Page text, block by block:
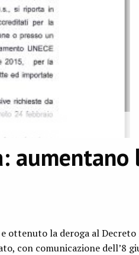
aumentano
ottenuto la deroga al Decreto
con comunicazione dell’8